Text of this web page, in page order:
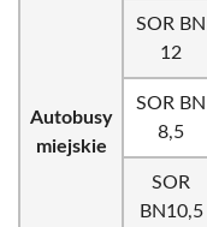
Autobusy
miejskie
SOR BN
12
SOR BN
8,5
SOR
BN10,5